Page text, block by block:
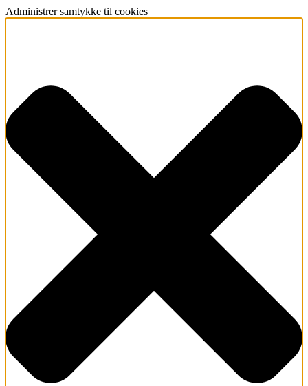
Administrer samtykke til cookies